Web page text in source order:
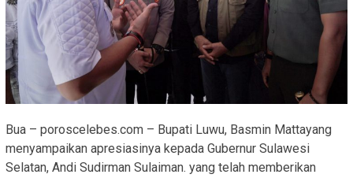
Bua – poroscelebes.com – Bupati Luwu, Basmin Mattayang
menyampaikan apresiasinya kepada Gubernur Sulawesi
Selatan, Andi Sudirman Sulaiman. yang telah memberikan